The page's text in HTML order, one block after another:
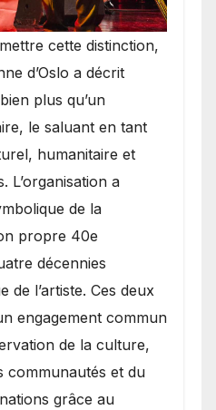
cette distinction,
d’Oslo a décrit
plus qu’un
le saluant en tant
humanitaire et
L’organisation a
de la
propre 40e
décennies
de l’artiste. Ces deux
engagement commun
de la culture,
communautés et du
grâce au